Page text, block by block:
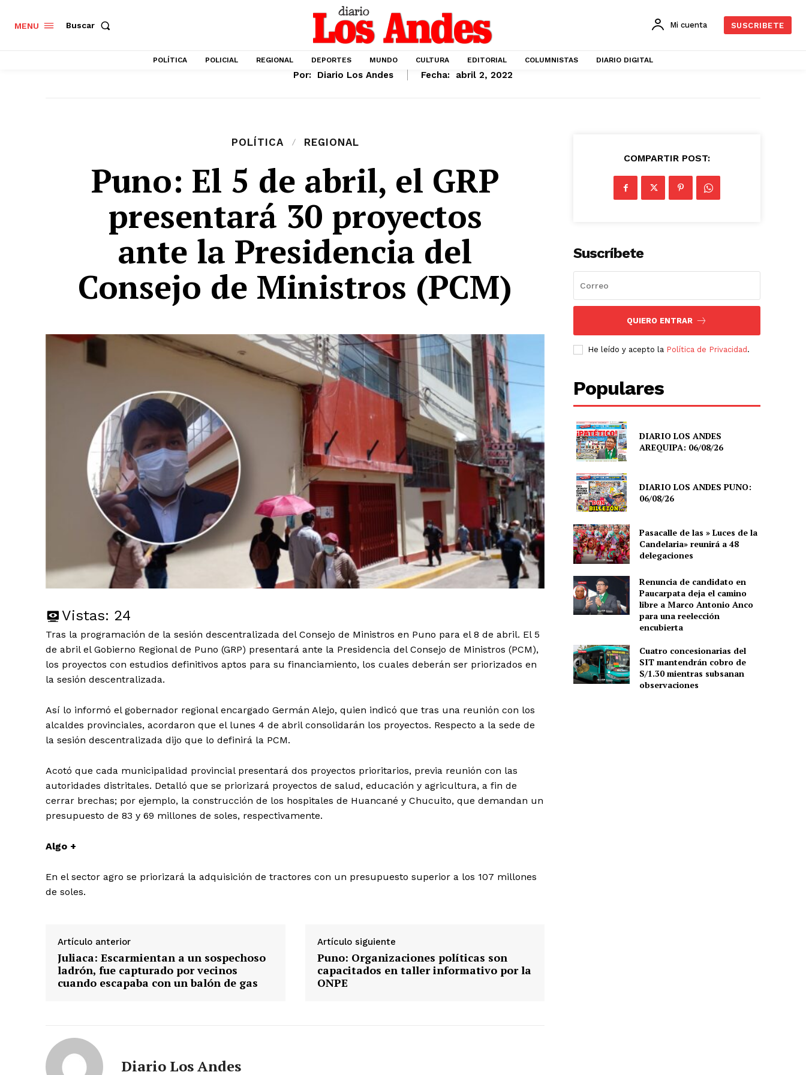
SUSCRIBETE
Diario los Andes
Prensa
MENU Buscar Mi cuenta SUSCRIBETE
POLÍTICA POLICIAL REGIONAL DEPORTES MUNDO CULTURA EDITORIAL COLUMNISTAS DIARIO DIGITAL
Por: Diario Los Andes Fecha: abril 2, 2022
POLÍTICA REGIONAL
Puno: El 5 de abril, el GRP
presentará 30 proyectos
ante la Presidencia del
Consejo de Ministros (PCM)
Vistas: 24
Tras la programación de la sesión descentralizada del Consejo de Ministros en Puno para el 8 de abril. El 5
de abril el Gobierno Regional de Puno (GRP) presentará ante la Presidencia del Consejo de Ministros (PCM),
los proyectos con estudios definitivos aptos para su financiamiento, los cuales deberán ser priorizados en
la sesión descentralizada.
Así lo informó el gobernador regional encargado Germán Alejo, quien indicó que tras una reunión con los
alcaldes provinciales, acordaron que el lunes 4 de abril consolidarán los proyectos. Respecto a la sede de
la sesión descentralizada dijo que lo definirá la PCM.
Acotó que cada municipalidad provincial presentará dos proyectos prioritarios, previa reunión con las
autoridades distritales. Detalló que se priorizará proyectos de salud, educación y agricultura, a fin de
cerrar brechas; por ejemplo, la construcción de los hospitales de Huancané y Chucuito, que demandan un
presupuesto de 83 y 69 millones de soles, respectivamente.
Algo +
En el sector agro se priorizará la adquisición de tractores con un presupuesto superior a los 107 millones
de soles.
Artículo anterior
Juliaca: Escarmientan a un sospechoso
ladrón, fue capturado por vecinos
cuando escapaba con un balón de gas
Artículo siguiente
Puno: Organizaciones políticas son
capacitados en taller informativo por la
ONPE
Diario Los Andes
COMPARTIR POST:
Suscríbete
QUIERO ENTRAR
He leído y acepto la Política de Privacidad .
Populares
DIARIO LOS ANDES
AREQUIPA: 06/08/26
DIARIO LOS ANDES PUNO:
06/08/26
Pasacalle de las » Luces de la
Candelaria» reunirá a 48
delegaciones
Renuncia de candidato en
Paucarpata deja el camino
libre a Marco Antonio Anco
para una reelección
encubierta
Cuatro concesionarias del
SIT mantendrán cobro de
S/1.30 mientras subsanan
observaciones